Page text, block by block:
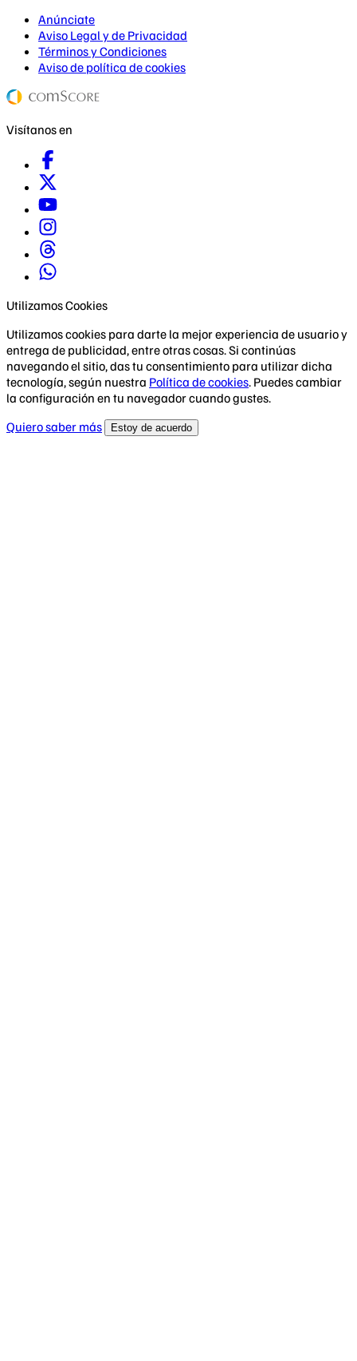
Anúnciate
Aviso Legal y de Privacidad
Términos y Condiciones
Aviso de política de cookies
Visítanos en
Utilizamos Cookies
Utilizamos cookies para darte la mejor experiencia de usuario y
entrega de publicidad, entre otras cosas. Si continúas
navegando el sitio, das tu consentimiento para utilizar dicha
tecnología, según nuestra Política de cookies. Puedes cambiar
la configuración en tu navegador cuando gustes.
Quiero saber más
Estoy de acuerdo